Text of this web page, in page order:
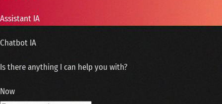
Assistant IA
Chatbot IA
Is there anything I can help you with?
Now